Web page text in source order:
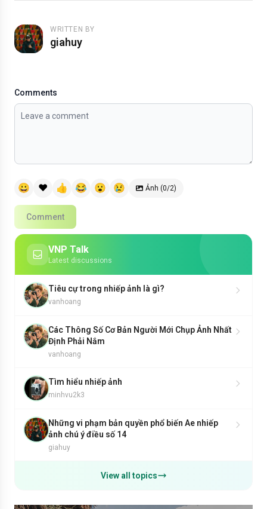
WRITTEN BY
giahuy
Comments
😀 ❤️ 👍 😂 😮 😢 Ảnh (0/2)
Comment
VNP Talk
Latest discussions
Tiêu cự trong nhiếp ảnh là gì?
vanhoang
Các Thông Số Cơ Bản Người Mới Chụp Ảnh Nhất
Định Phải Nắm
vanhoang
Tìm hiểu nhiếp ảnh
minhvu2k3
Những vi phạm bản quyền phổ biến Ae nhiếp
ảnh chú ý điều số 14
giahuy
View all topics